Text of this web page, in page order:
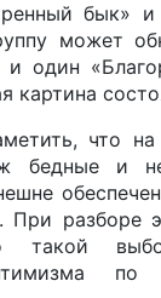
бык»
может
и один
картина
что на
бедные и
При разборе
такой
по